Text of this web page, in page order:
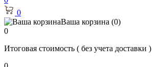
0
Ваша корзина (0)
0
Итоговая стоимость ( без учета доставки )